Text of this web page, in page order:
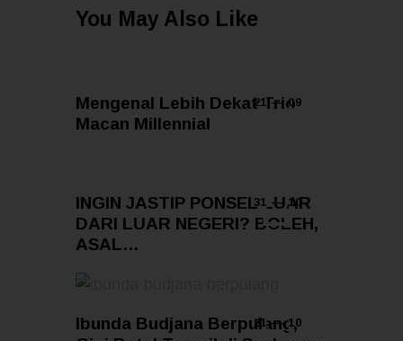
You May Also Like
21 — 09
Mengenal Lebih Dekat Trio
Macan Millennial
31 — 10
INGIN JASTIP PONSEL LUAR
DARI LUAR NEGERI? BOLEH,
ASAL…
21 — 10
Ibunda Budjana Berpulang,